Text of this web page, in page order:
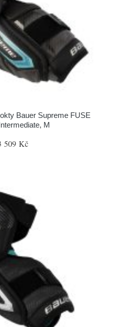
Bauer Supreme FUSE
M
509 Kč